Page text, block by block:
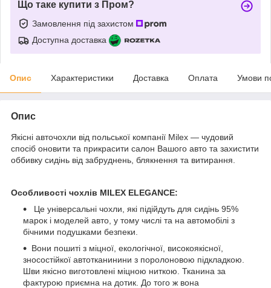
Що таке купити з Пром?
Замовлення під захистом
Доступна доставка
Опис Характеристики Доставка Оплата Умови
Опис
Якісні авточохли від польської компанії Milex — чудовий
спосіб оновити та прикрасити салон Вашого авто та захистити
оббивку сидінь від забруднень, блякнення та витирання.
Особливості чохлів MILEX ELEGANCE:
Це універсальні чохли, які підійдуть для сидінь 95%
марок і моделей авто, у тому числі та на автомобілі з
бічними подушками безпеки.
Вони пошиті з міцної, екологічної, високоякісної,
зносостійкої автотканинини з поролоновою підкладкою.
Шви якісно виготовлені міцною ниткою. Тканина за
фактурою приємна на дотик. До того ж вона